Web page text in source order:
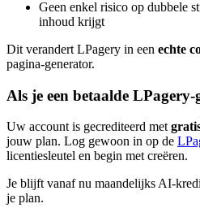
Geen enkel risico op dubbele
inhoud krijgt
Dit verandert LPagery in een echte
pagina-generator.
Als je een betaalde
Uw account is gecrediteerd met
jouw plan. Log gewoon in op de
licentiesleutel en begin met creëren.
Je blijft vanaf nu maandelijks AI-
je plan.